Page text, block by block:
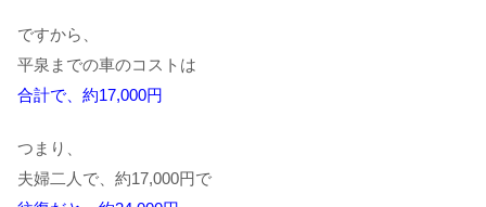
ですから、
平泉までの車のコストは
合計で、約17,000円
つまり、
夫婦二人で、約17,000円で